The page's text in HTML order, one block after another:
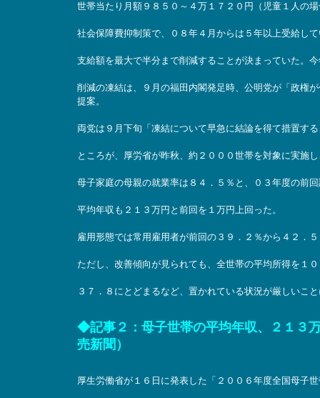
世帯当たり月額９８５０～４万１７２０円（児童１人の
社会保障費抑制策で、０８年４月からは５年以上受給し
支給額を最大で半分まで削減することが決まっていた。
削減の凍結は、９月の福田内閣発足時、公明党が「政権
提案。
両党は９月下旬「凍結について早急に結論を得て措置す
ところが、厚労省が昨秋、約２０００世帯を対象に実施
母子家庭の母親の就業率は８４．５％と、０３年度の前
平均年収も２１３万円と前回を１万円上回った。
雇用形態では常用雇用者が前回の３９．２％から４２．
ただし、改善傾向が見られても、全世帯の平均所得を１
３７．８にとどまるなど、置かれている状況が厳しいこ
◆記事２：母子世帯の平均年収、２１３
売新聞）
厚生労働省が１６日に発表した「２００６年度全国母子